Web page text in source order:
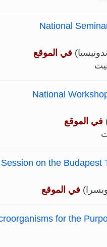
National
في الموقع
National
في الموقع
on the Budapest
في الموقع
for the